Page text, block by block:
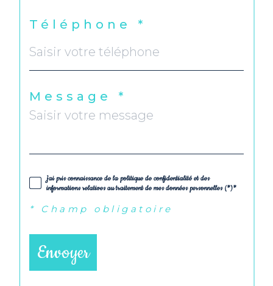
Téléphone *
Message *
j'ai pris connaissance de la politique de confidentialité et des
informations relatives au traitement de mes données personnelles (*)*
* Champ obligatoire
Envoyer